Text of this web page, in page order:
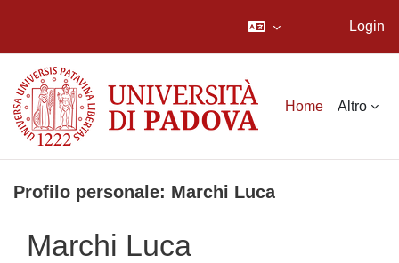
Login
Home Altro
Profilo personale: Marchi Luca
Marchi Luca